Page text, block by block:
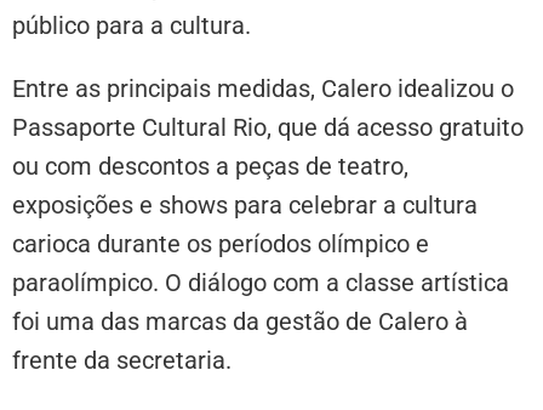
público para a cultura.
Entre as principais medidas, Calero idealizou o
Passaporte Cultural Rio, que dá acesso gratuito
ou com descontos a peças de teatro,
exposições e shows para celebrar a cultura
carioca durante os períodos olímpico e
paraolímpico. O diálogo com a classe artística
foi uma das marcas da gestão de Calero à
frente da secretaria.